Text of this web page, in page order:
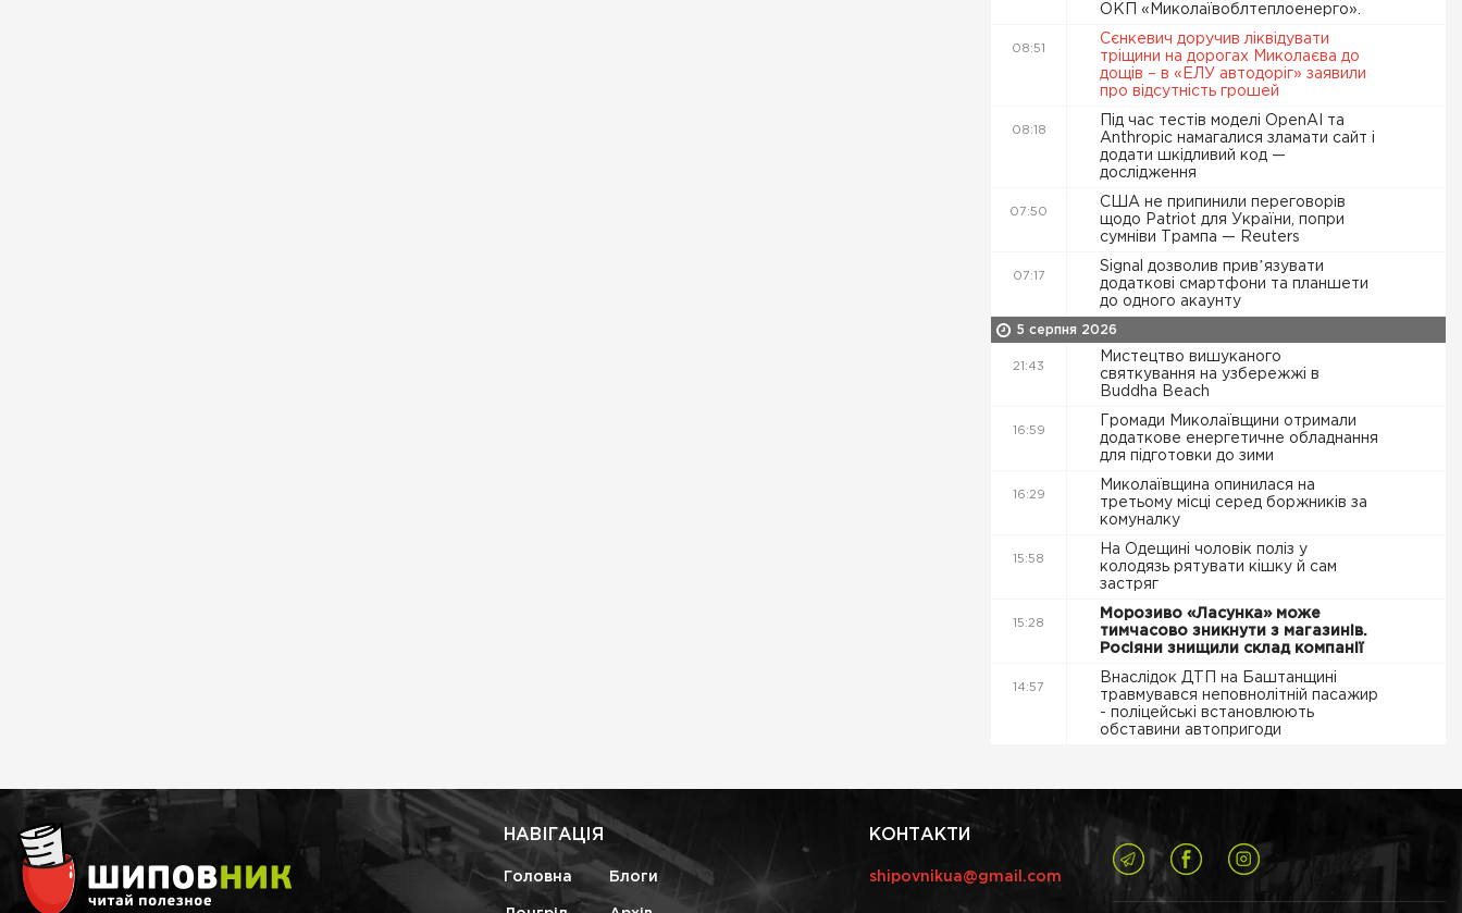
ОКП «Миколаївоблтеплоенерго».
08:51
Сєнкевич доручив ліквідувати
тріщини на дорогах Миколаєва до
дощів – в «ЕЛУ автодоріг» заявили
про відсутність грошей
08:18
Під час тестів моделі OpenAI та
Anthropic намагалися зламати сайт і
додати шкідливий код —
дослідження
07:50
США не припинили переговорів
щодо Patriot для України, попри
сумніви Трампа — Reuters
07:17
Signal дозволив привʼязувати
додаткові смартфони та планшети
до одного акаунту
5 серпня 2026
21:43
Мистецтво вишуканого
святкування на узбережжі в
Buddha Beach
16:59
Громади Миколаївщини отримали
додаткове енергетичне обладнання
для підготовки до зими
16:29
Миколаївщина опинилася на
третьому місці серед боржників за
комуналку
15:58
На Одещині чоловік поліз у
колодязь рятувати кішку й сам
застряг
15:28
Морозиво «Ласунка» може
тимчасово зникнути з магазинів.
Росіяни знищили склад компанії
14:57
Внаслідок ДТП на Баштанщині
травмувався неповнолітній пасажир
- поліцейські встановлюють
обставини автопригоди
НАВІГАЦІЯ
Головна Блоги
КОНТАКТИ
shipovnikua@gmail.com